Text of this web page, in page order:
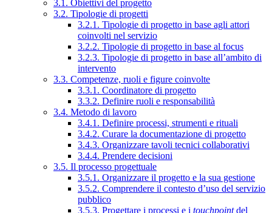
3.1. Obiettivi del progetto
3.2. Tipologie di progetti
3.2.1. Tipologie di progetto in base agli attori
coinvolti nel servizio
3.2.2. Tipologie di progetto in base al focus
3.2.3. Tipologie di progetto in base all’ambito di
intervento
3.3. Competenze, ruoli e figure coinvolte
3.3.1. Coordinatore di progetto
3.3.2. Definire ruoli e responsabilità
3.4. Metodo di lavoro
3.4.1. Definire processi, strumenti e rituali
3.4.2. Curare la documentazione di progetto
3.4.3. Organizzare tavoli tecnici collaborativi
3.4.4. Prendere decisioni
3.5. Il processo progettuale
3.5.1. Organizzare il progetto e la sua gestione
3.5.2. Comprendere il contesto d’uso del servizio
pubblico
3.5.3. Progettare i processi e i touchpointdel